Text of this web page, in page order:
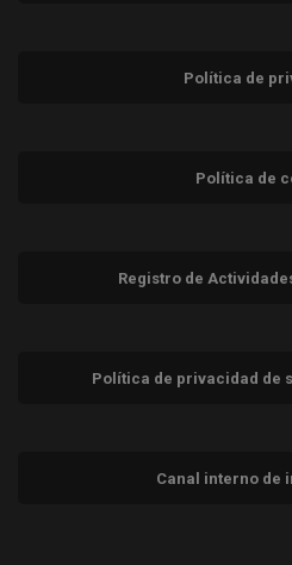
Política de
Política de
Registro de
Política de privacidad de
Canal interno de